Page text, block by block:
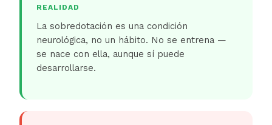
REALIDAD
La sobredotación es una condición
neurológica, no un hábito. No se entrena —
se nace con ella, aunque sí puede
desarrollarse.